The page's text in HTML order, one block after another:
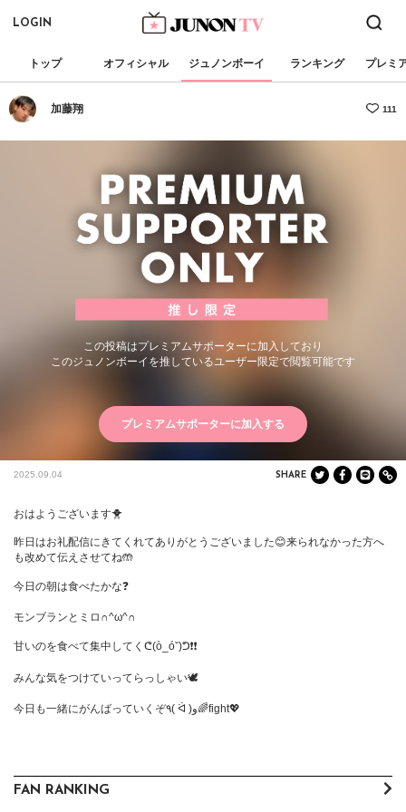
LOGIN
トップ オフィシャル ジュノンボーイ ランキング プレミ
加藤翔 111
この投稿はプレミアムサポーターに加入しており
このジュノンボーイを推しているユーザー限定で閲覧可能です
プレミアムサポーターに加入する
2025.09.04 SHARE
おはようございます🐥
昨日はお礼配信にきてくれてありがとうございました😊来られなかった方へ
も改めて伝えさせてね🤲
今日の朝は食べたかな❓
モンブランとミロ∩^ω^∩
甘いのを食べて集中してくᕦ(ò_óˇ)ᕤ❗️❗️
みんな気をつけていってらっしゃい🕊️
今日も一緒にがんばっていくぞ٩( ᐛ )و🌈fight💖
FAN RANKING